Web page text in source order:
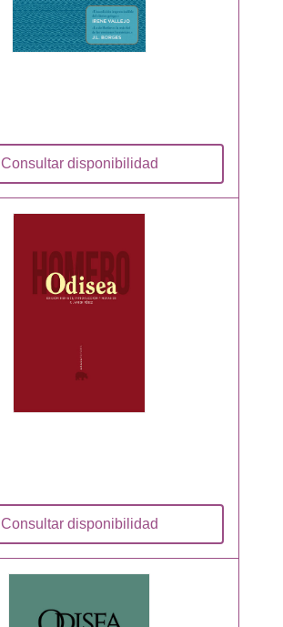
Consultar disponibilidad
Consultar disponibilidad